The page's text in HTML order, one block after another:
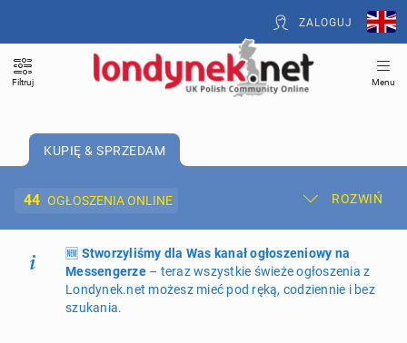
ZALOGUJ
Filtruj Menu
KUPIĘ & SPRZEDAM
44 OGŁOSZENIA ONLINE ROZWIŃ
Dodaj ogłoszenie Moje ogłoszenia
Oferta i cennik ogłoszeń
🆕 Stworzyliśmy dla Was kanał ogłoszeniowy na
Messengerze– teraz wszystkie świeże ogłoszenia z
Londynek.net możesz mieć pod ręką, codziennie i bez
szukania.